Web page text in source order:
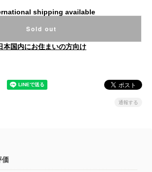
shipping available
Sold out
本国内にお住まいの方向け
通報する
価